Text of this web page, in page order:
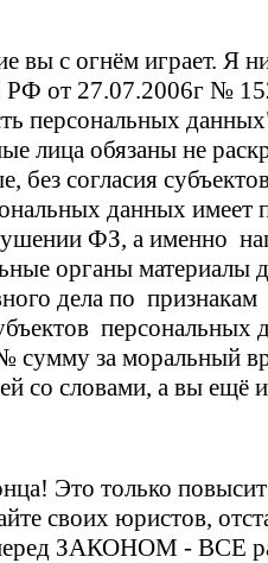
вы с огнём играет. Я
РФ от 27.07.2006г №
персональных
лица обязаны не
без согласия
данных имеет
ФЗ, а именно
органы материалы
дела по признакам
персональных
за моральный
со словами, а вы ещё
Это только
своих юристов,
перед ЗАКОНОМ - ВСЕ